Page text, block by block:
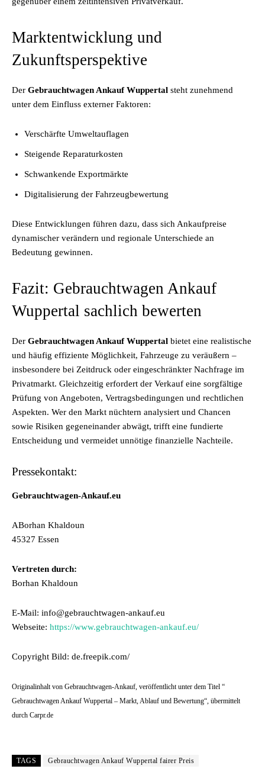
Marktentwicklung und
Zukunftsperspektive
Der Gebrauchtwagen Ankauf Wuppertal steht zunehmend
unter dem Einfluss externer Faktoren:
Verschärfte Umweltauflagen
Steigende Reparaturkosten
Schwankende Exportmärkte
Digitalisierung der Fahrzeugbewertung
Diese Entwicklungen führen dazu, dass sich Ankaufpreise
dynamischer verändern und regionale Unterschiede an
Bedeutung gewinnen.
Fazit: Gebrauchtwagen Ankauf
Wuppertal sachlich bewerten
Der Gebrauchtwagen Ankauf Wuppertal bietet eine realistische
und häufig effiziente Möglichkeit, Fahrzeuge zu veräußern –
insbesondere bei Zeitdruck oder eingeschränkter Nachfrage im
Privatmarkt. Gleichzeitig erfordert der Verkauf eine sorgfältige
Prüfung von Angeboten, Vertragsbedingungen und rechtlichen
Aspekten. Wer den Markt nüchtern analysiert und Chancen
sowie Risiken gegeneinander abwägt, trifft eine fundierte
Entscheidung und vermeidet unnötige finanzielle Nachteile.
Pressekontakt:
Gebrauchtwagen-Ankauf.eu
ABorhan Khaldoun
45327 Essen
Vertreten durch:
Borhan Khaldoun
E-Mail: info@gebrauchtwagen-ankauf.eu
Webseite: https://www.gebrauchtwagen-ankauf.eu/
Copyright Bild: de.freepik.com/
Originalinhalt von Gebrauchtwagen-Ankauf, veröffentlicht unter dem Titel “
Gebrauchtwagen Ankauf Wuppertal – Markt, Ablauf und Bewertung“, übermittelt
durch Carpr.de
TAGS Gebrauchtwagen Ankauf Wuppertal fairer Preis